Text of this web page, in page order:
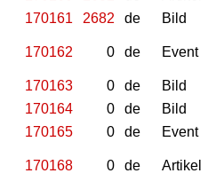
170161
2682 de Bild
170162 0 de Event
170163
0 de Bild
170164
0 de Bild
170165
0 de Event
170168 0 de Artikel